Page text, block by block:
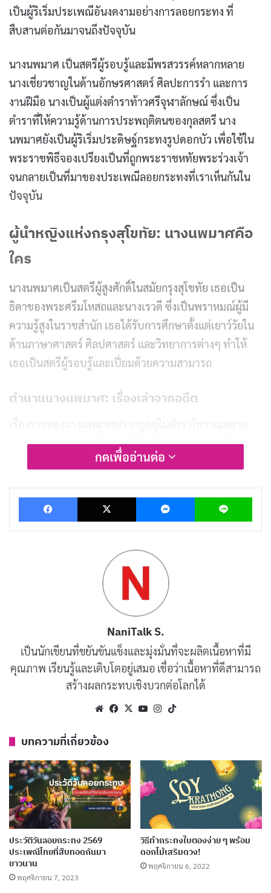
เป็นผู้ริเริ่มประเพณีอันงดงามอย่างการลอยกระทง ที่
สืบสานต่อกันมาจนถึงปัจจุบัน
นางนพมาศ เป็นสตรีผู้รอบรู้และมีพรสวรรค์หลากหลาย
นางเชี่ยวชาญในด้านอักษรศาสตร์ ศิลปะการรำ และการ
งานฝีมือ นางเป็นผู้แต่งตำราท้าวศรีจุฬาลักษณ์ ซึ่งเป็น
ตำราที่ให้ความรู้ด้านการประพฤติตนของกุลสตรี นาง
นพมาศยังเป็นผู้ริเริ่มประดิษฐ์กระทงรูปดอกบัว เพื่อใช้ใน
พระราชพิธีจองเปรียงเป็นที่ถูกพระราชหทัยพระร่วงเจ้า
จนกลายเป็นที่มาของประเพณีลอยกระทงที่เราเห็นกันใน
ปัจจุบัน
ผู้นำหญิงแห่งกรุงสุโขทัย: นางนพมาศคือ
ใคร
นางนพมาศเป็นสตรีผู้สูงศักดิ์ในสมัยกรุงสุโขทัย เธอเป็น
ธิดาของพระศรีมโหสถและนางเรวดี ซึ่งเป็นพราหมณ์ผู้มี
ความรู้สูงในราชสำนัก เธอได้รับการศึกษาตั้งแต่เยาว์วัยใน
ด้านภาษาศาสตร์ ศิลปศาสตร์ และวิทยาการต่างๆ ทำให้
เธอเป็นสตรีผู้รอบรู้และเปี่ยมด้วยความสามารถ
ตำนานนางนพมาศ: เรื่องเล่าจากอดีต
ฉบับ กล่าวกันว่าเธอเป็นสตรีที่มีรูปโฉมอันงดงาม พร้อม
ด้วยความฉลาดปราดเปรื่องและกิริยามารยาทอันงดงาม
กระทั่งเข้าหูพระร่วงเจ้า ผู้ทรงพระมหากรุณาธิคุณยินยอม
ยกย่องเธอเป็นสนมเอกในพระตำหนัก
บุตรสาวแห่งพราหมณ์ผู้ชาญฉลาด
ด้วยพื้นฐานความรู้จากบิดาและมารดา นางนพมาศจึงเป็น
สตรีผู้รอบรู้ในหลายด้าน เธอมีความเชี่ยวชาญในด้าน
ภาษาศาสตร์ ทั้งภาษาไทยและภาษาต่างประเทศ นอกจาก
นี้ยังมีความสามารถด้านศิลปกรรมและการประดิษฐ์คิดค้น
เธอสามารถร้อยกรองบทกลอนอันไพเราะและแต่งเพลงได้
อย่างงดงาม
100 คําคมลอยกระทงกับครอบครัว สื่อความรัก
ตุลาคม 14, 2024
100 แคปชั่นลอยกระทงกับแฟน ในค่ำคืนพระจันทร์
เต็มดวง!
กันยายน 23, 2024
นางนพมาศ ตำนานแห่งความงามและต้นกำเนิด
กดเพื่ออ่านต่อ
Facebook X Messenger Line
NaniTalk S.
เป็นนักเขียนที่ขยันขันแข็งและมุ่งมั่นที่จะผลิตเนื้อหาที่มี
คุณภาพ เรียนรู้และเติบโตอยู่เสมอ เชื่อว่าเนื้อหาที่ดีสามารถ
สร้างผลกระทบเชิงบวกต่อโลกได้
WebsiteFacebook
X YouTubeInstagram
บทความที่เกี่ยวข้อง
ประวัติวันลอยกระทง 2569
ประเพณีไทยที่สืบทอดกันมา
ยาวนาน
พฤศจิกายน 7, 2023
วิธีทํากระทงใบตองง่าย ๆ พร้อม
ดอกไม้เสริมดวง!
พฤศจิกายน 6, 2022